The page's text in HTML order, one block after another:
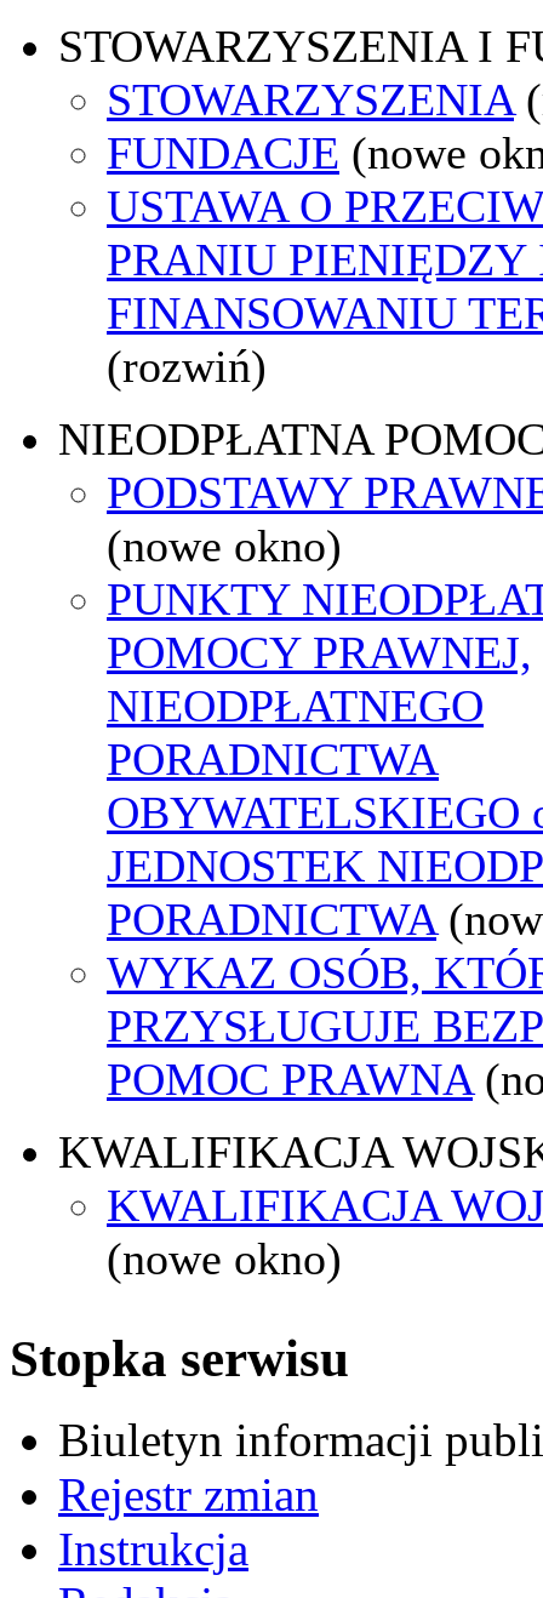
STOWARZYSZENIA I
STOWARZYSZENIA
FUNDACJE (nowe
USTAWA O
PRANIU PIENIĘDZY
FINANSOWANIU
(rozwiń)
NIEODPŁATNA
PODSTAWY
(nowe okno)
PUNKTY
POMOCY PRAWNEJ,
NIEODPŁATNEGO
PORADNICTWA
OBYWATELSKIEGO
JEDNOSTEK
PORADNICTWA
WYKAZ OSÓB,
PRZYSŁUGUJE
POMOC PRAWNA
KWALIFIKACJA
KWALIFIKACJA
(nowe okno)
Stopka serwisu
Biuletyn informacji
Rejestr zmian
Instrukcja